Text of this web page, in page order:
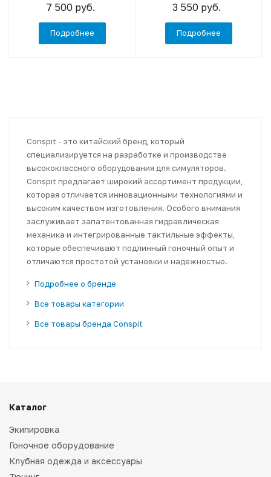
7 500 руб.
Подробнее
3 550 руб.
Подробнее
Conspit - это китайский бренд, который
специализируется на разработке и производстве
высококлассного оборудования для симуляторов.
Conspit предлагает широкий ассортимент продукции,
которая отличается инновационными технологиями и
высоким качеством изготовления. Особого внимания
заслуживает запатентованная гидравлическая
механика и интегрированные тактильные эффекты,
которые обеспечивают подлинный гоночный опыт и
отличаются простотой установки и надежностью.
Подробнее о бренде
Все товары категории
Все товары бренда Conspit
Каталог
Экипировка
Гоночное оборудование
Клубная одежда и аксессуары